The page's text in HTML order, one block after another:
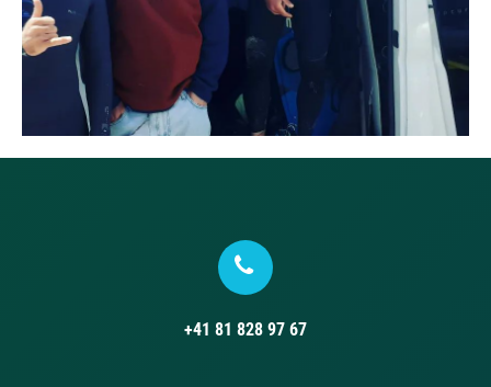
+41 81 828 97 67